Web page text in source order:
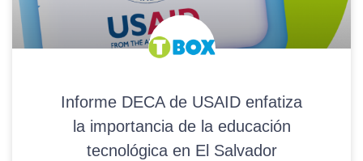
Informe DECA de USAID enfatiza
la importancia de la educación
tecnológica en El Salvador